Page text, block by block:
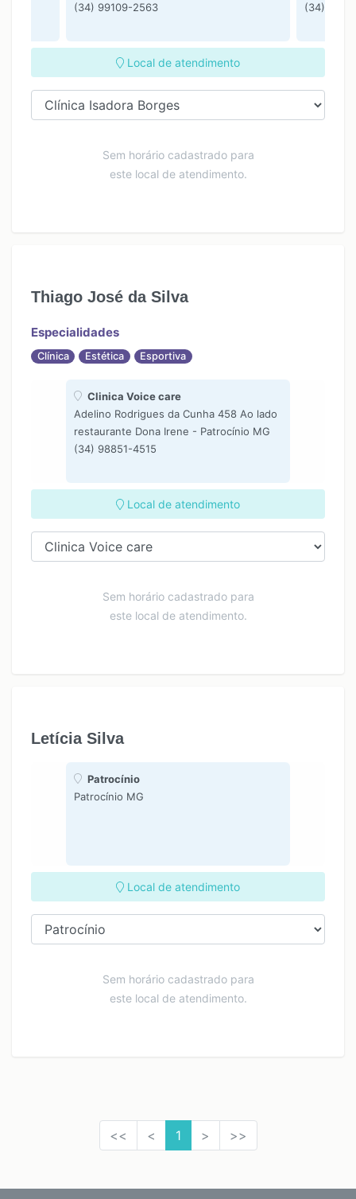
(34) 99109-2563
(34)
Local de atendimento
Sem horário cadastrado para
este local de atendimento.
Thiago José da Silva
Especialidades
Clínica Estética Esportiva
Clinica Voice care
Adelino Rodrigues da Cunha 458 Ao lado
restaurante Dona Irene - Patrocínio MG
(34) 98851-4515
Local de atendimento
Sem horário cadastrado para
este local de atendimento.
Letícia Silva
Patrocínio
Patrocínio MG
Local de atendimento
Sem horário cadastrado para
este local de atendimento.
<< < 1 > >>